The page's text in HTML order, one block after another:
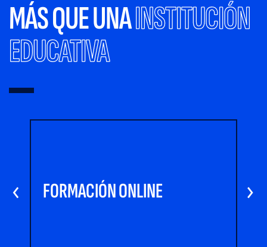
MÁS QUE UNAINSTITUCIÓN
EDUCATIVA
FORMACIÓN ONLINE
‹ ›